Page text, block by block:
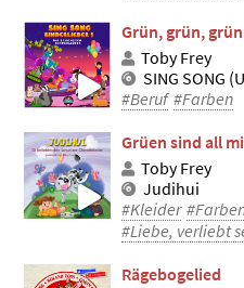
Grün, grün,
Toby Frey
SING SONG
#Beruf #Farben
Grüen sind all
Toby Frey
Judihui
#Kleider
#Liebe, verliebt
Rägebogelied